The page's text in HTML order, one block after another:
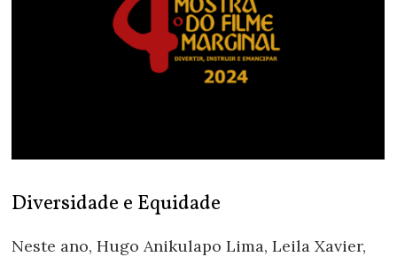
Diversidade e Equidade
Neste ano, Hugo Anikulapo Lima, Leila Xavier,